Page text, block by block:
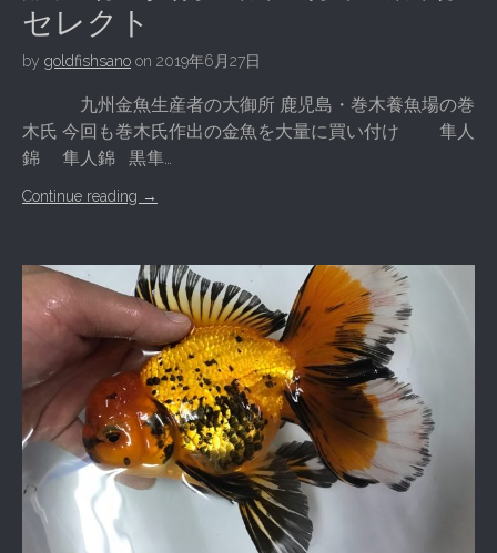
セレクト
by goldfishsano on 2019年6月27日
九州金魚生産者の大御所 鹿児島・巻木養魚場の巻
木氏 今回も巻木氏作出の金魚を大量に買い付け 隼人
錦 隼人錦 黒隼…
Continue reading →